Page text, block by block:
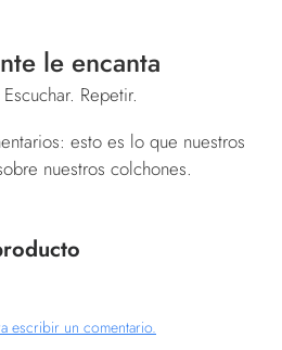
le encanta
Repetir.
esto es lo que nuestros
nuestros colchones.
escribir un comentario.